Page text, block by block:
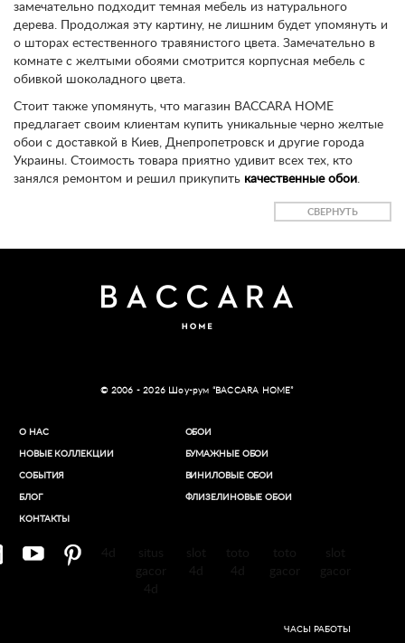
замечательно подходит темная мебель из натурального
дерева. Продолжая эту картину, не лишним будет упомянуть и
о шторах естественного травянистого цвета. Замечательно в
комнате с желтыми обоями смотрится корпусная мебель с
обивкой шоколадного цвета.
Стоит также упомянуть, что магазин BACCARA HOME
предлагает своим клиентам купить уникальные черно желтые
обои с доставкой в Киев, Днепропетровск и другие города
Украины. Стоимость товара приятно удивит всех тех, кто
занялся ремонтом и решил прикупить качественные обои.
СВЕРНУТЬ
© 2006 - 2026 Шоу-рум “BACCARA HOME”
О НАС
НОВЫЕ КОЛЛЕКЦИИ
СОБЫТИЯ
БЛОГ
КОНТАКТЫ
ОБОИ
БУМАЖНЫЕ ОБОИ
ВИНИЛОВЫЕ ОБОИ​
ФЛИЗЕЛИНОВЫЕ ОБОИ
ЧАСЫ РАБОТЫ